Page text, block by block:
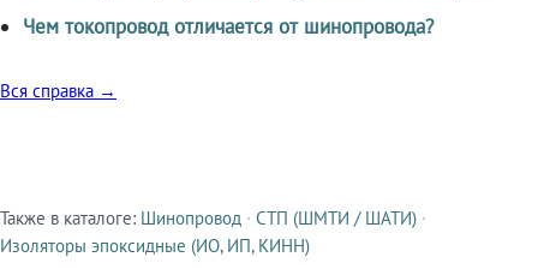
Чем токопровод отличается от шинопровода?
Вся справка →
Смежные продукты
Также в каталоге: Шинопровод · СТП (ШМТИ / ШАТИ) ·
Изоляторы эпоксидные (ИО, ИП, КИНН)